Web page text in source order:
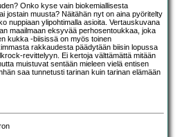
Onko kyse vain biokemiallisesta
jostain muusta? Näitähän nyt on aina pyöritelty
nuppiaan ylipohtimalla asioita. Vertauskuvana
maailmaan eksyvää perhosentoukkaa, joka
kukka -biisissä on myös toinen
rakkaudesta päädytään biisin lopussa
revittelyyn. Ei kertoja välttämättä mitään
muistuvat sentään mieleen vielä entisen
saa tunnetusti tarinan kuin tarinan elämään